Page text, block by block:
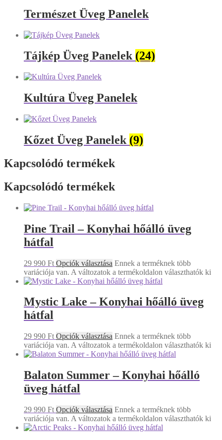
Természet Üveg Panelek
Tájkép Üveg Panelek (24)
Kultúra Üveg Panelek
Kőzet Üveg Panelek (9)
Kapcsolódó termékek
Kapcsolódó termékek
Pine Trail – Konyhai hőálló üveg
hátfal
29 990 Ft Opciók választása Ennek a terméknek több
variációja van. A változatok a termékoldalon választhatók ki
Mystic Lake – Konyhai hőálló üveg
hátfal
29 990 Ft Opciók választása Ennek a terméknek több
variációja van. A változatok a termékoldalon választhatók ki
Balaton Summer – Konyhai hőálló
üveg hátfal
29 990 Ft Opciók választása Ennek a terméknek több
variációja van. A változatok a termékoldalon választhatók ki